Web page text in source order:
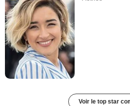
Voir le top star